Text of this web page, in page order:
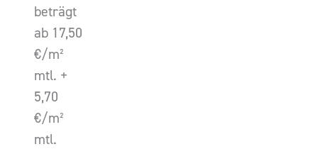
beträgt
ab 17,50
€/m²
mtl. +
5,70
€/m²
mtl.